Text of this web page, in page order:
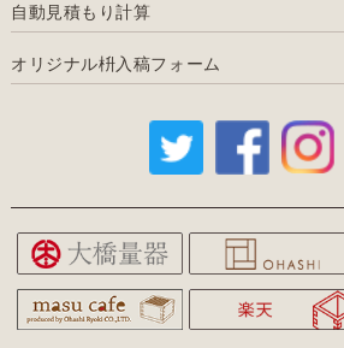
自動見積もり計算
オリジナル枡入稿フォーム